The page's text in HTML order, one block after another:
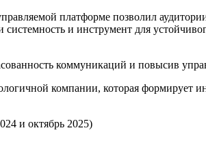
платформе позволил
и инструмент для
коммуникаций и повысив
компании, которая
и октябрь 2025)